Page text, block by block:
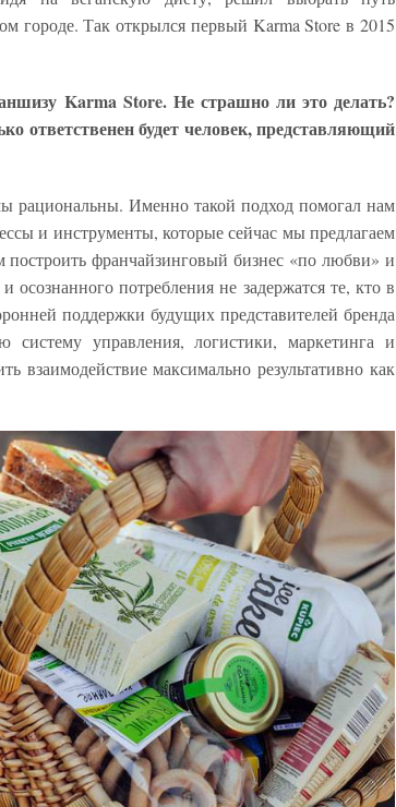
городе. Так открылся первый Karma Store в 2015
Karma Store. Не страшно ли это делать?
ответственен будет человек, представляющий
рациональны. Именно такой подход помогал нам
и инструменты, которые сейчас мы предлагаем
франчайзинговый бизнес «по любви» и
осознанного потребления не задержатся те, кто в
поддержки будущих представителей бренда
систему управления, логистики, маркетинга и
взаимодействие максимально результативно как